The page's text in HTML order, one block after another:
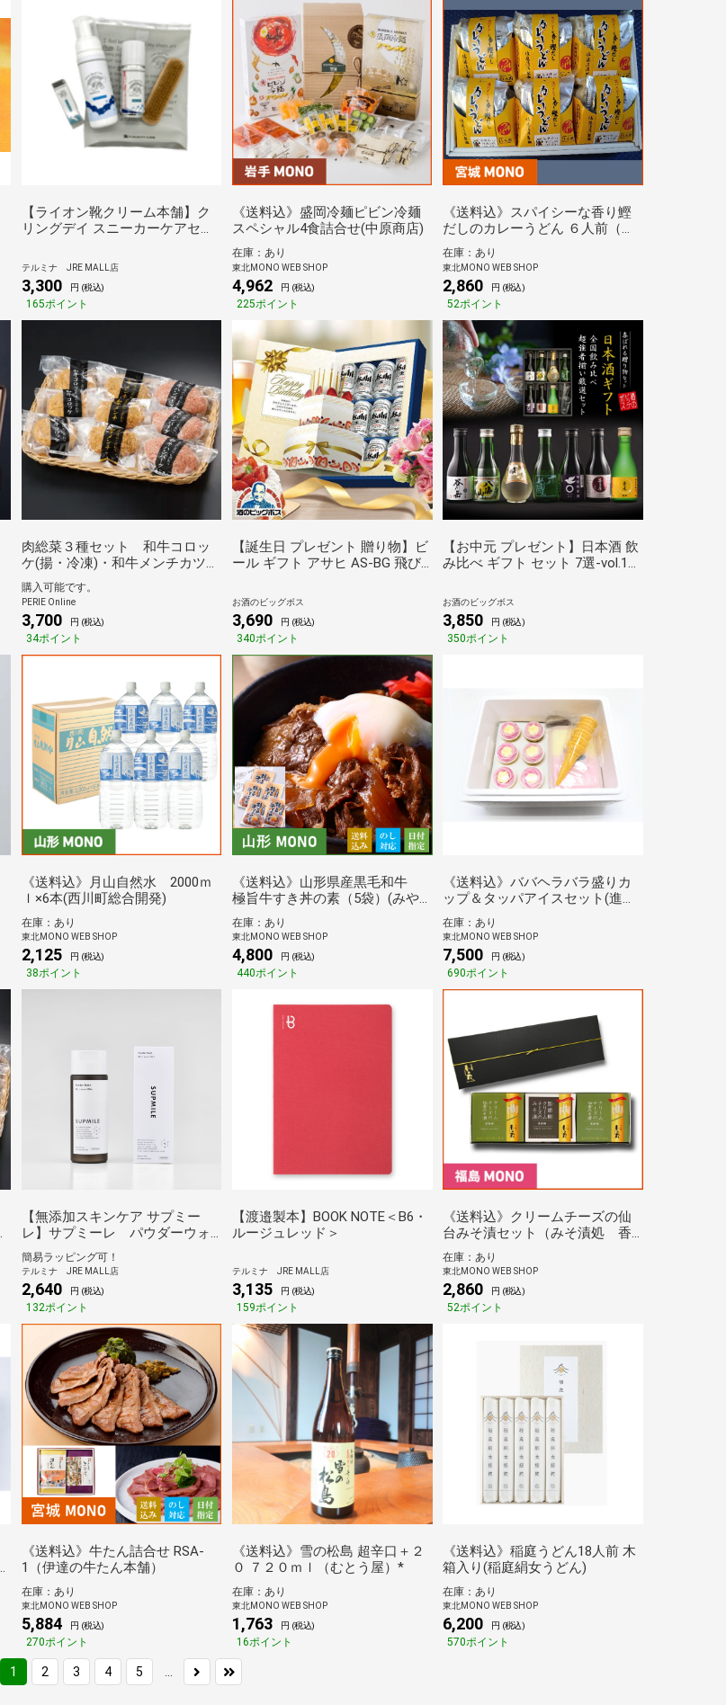
【ライオン靴クリーム本舗】ク
リングデイ スニーカーケアセッ
テルミナ JRE MALL店
3,300 円 (税込)
165ポイント
《送料込》盛岡冷麺ピビン冷麺
スペシャル4食詰合せ(中原商店)
在庫：あり
東北MONO WEB SHOP
4,962 円 (税込)
225ポイント
《送料込》スパイシーな香り鰹
だしのカレーうどん ６人前（佐
藤清治製麺）
在庫：あり
東北MONO WEB SHOP
2,860 円 (税込)
52ポイント
肉総菜３種セット 和牛コロッ
ケ(揚・冷凍)・和牛メンチカツ
(揚・冷凍)・和牛ハンバーグ
(生・冷凍) 各3個【AKMH-3】
購入可能です。
PERIE Online
3,700 円 (税込)
34ポイント
【誕生日 プレゼント 贈り物】ビ
ール ギフト アサヒ AS-BG 飛び
ギフトセット 詰め合わせ
『GIFT』【本州のみ 送料無
料】
お酒のビッグボス
3,690 円 (税込)
340ポイント
【お中元 プレゼント】日本酒 飲
み比べ ギフト セット 7選-vol.1
辛口 冷酒グラス2個付き
『GIFT』【本州のみ 送料無
料】
お酒のビッグボス
3,850 円 (税込)
350ポイント
《送料込》月山自然水 2000ｍ
ｌ×6本(西川町総合開発)
在庫：あり
東北MONO WEB SHOP
2,125 円 (税込)
38ポイント
《送料込》山形県産黒毛和牛
極旨牛すき丼の素（5袋）(みや
さかや)
在庫：あり
東北MONO WEB SHOP
4,800 円 (税込)
440ポイント
《送料込》ババヘラバラ盛りカ
ップ＆タッパアイスセット(進藤
冷菓)
在庫：あり
東北MONO WEB SHOP
7,500 円 (税込)
690ポイント
【無添加スキンケア サプミー
レ】サプミーレ パウダーウォ
ッシュ 60g
簡易ラッピング可！
テルミナ JRE MALL店
2,640 円 (税込)
132ポイント
【渡邉製本】BOOK NOTE＜B6・
ルージュレッド＞
テルミナ JRE MALL店
3,135 円 (税込)
159ポイント
《送料込》クリームチーズの仙
台みそ漬セット（みそ漬処 香
の蔵）
在庫：あり
東北MONO WEB SHOP
2,860 円 (税込)
52ポイント
《送料込》牛たん詰合せ RSA-
1（伊達の牛たん本舗）
在庫：あり
東北MONO WEB SHOP
5,884 円 (税込)
270ポイント
《送料込》雪の松島 超辛口＋２
０ ７２０ｍｌ（むとう屋）*
在庫：あり
東北MONO WEB SHOP
1,763 円 (税込)
16ポイント
《送料込》稲庭うどん18人前 木
箱入り(稲庭絹女うどん)
在庫：あり
東北MONO WEB SHOP
6,200 円 (税込)
570ポイント
1 2 3 4 5 ...